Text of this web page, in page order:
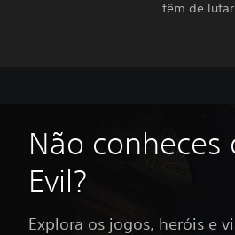
têm de
Não conheces
Evil?
Explora os jogos, heróis e